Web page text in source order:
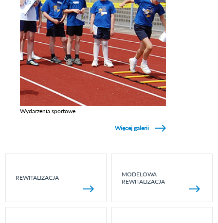
Wydarzenia sportowe
Więcej galerii
REWITALIZACJA
MODELOWA
REWITALIZACJA